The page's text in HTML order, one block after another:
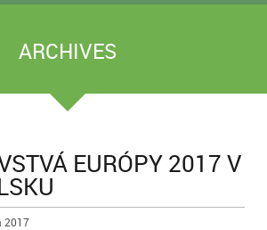
ARCHIVES
EURÓPY 2017 V
2017